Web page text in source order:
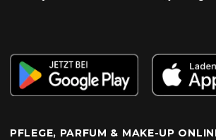
PFLEGE, PARFUM & MAKE-UP